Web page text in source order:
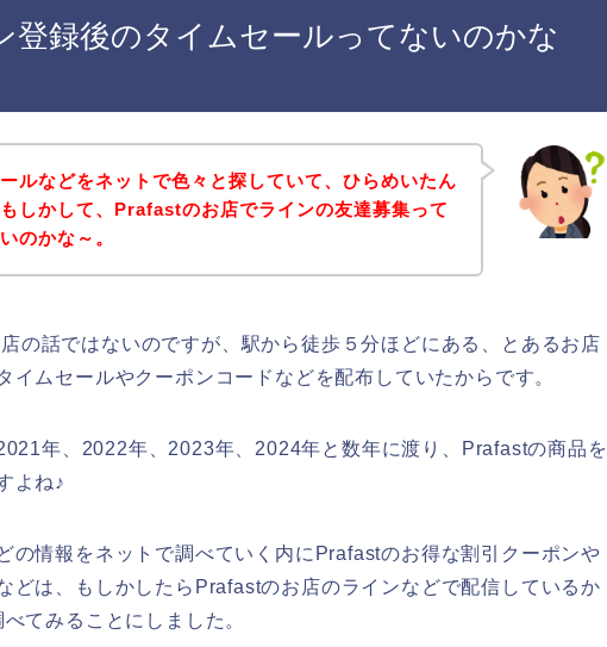
登録後のタイムセールってないのかな
ルなどをネットで色々と探していて、ひらめいたん
しかして、Prafastのお店でラインの友達募集って
のかな～。
の話ではないのですが、駅から徒歩５分ほどにある、とあるお店
イムセールやクーポンコードなどを配布していたからです。
年、2022年、2023年、2024年と数年に渡り、Prafastの商品を
よね♪
の情報をネットで調べていく内にPrafastのお得な割引クーポンや
どは、もしかしたらPrafastのお店のラインなどで配信しているか
てみることにしました。